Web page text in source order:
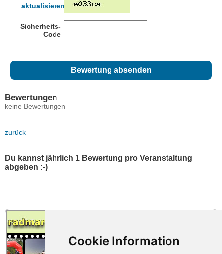
aktualisieren
Sicherheits-
Code
Bewertungen
keine Bewertungen
zurück
Du kannst jährlich 1 Bewertung pro Veranstaltung
abgeben :-)